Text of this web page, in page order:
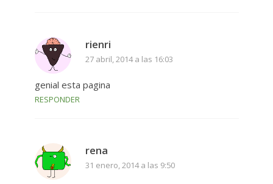
rienri
27 abril, 2014 a las 16:03
genial esta pagina
RESPONDER
rena
31 enero, 2014 a las 9:50